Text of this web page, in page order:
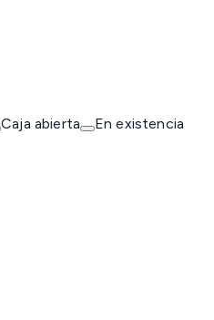
Caja abierta En existencia